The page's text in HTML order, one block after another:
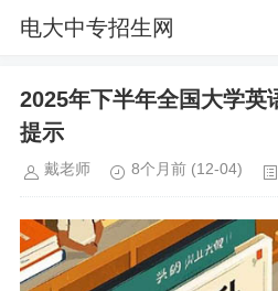
电大中专招生网
2025年下半年全国大学英
提示
戴老师 8个月前 (12-04)